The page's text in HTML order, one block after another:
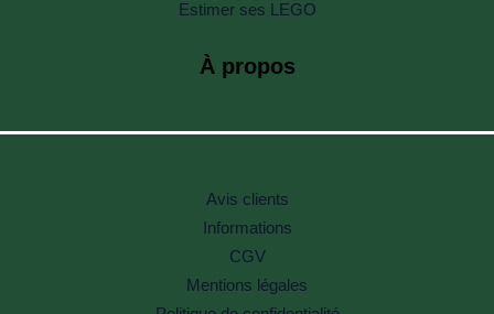
Estimer ses LEGO
À propos
Avis clients
Informations
CGV
Mentions légales